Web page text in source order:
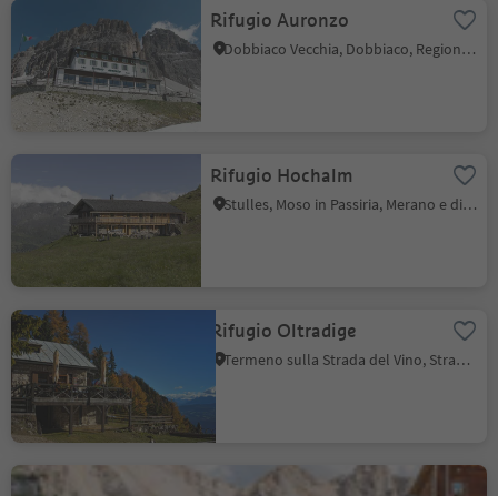
Rifugio Auronzo
Dobbiaco Vecchia, Dobbiaco, Regione dolomitica 3 Cime
Rifugio Hochalm
Stulles, Moso in Passiria, Merano e dintorni
Rifugio Oltradige
Termeno sulla Strada del Vino, Strada del Vino
Rifugio Fanes